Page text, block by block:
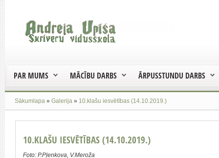
PAR MUMS MĀCĪBU DARBS ĀRPUSSTUNDU DARBS
Sākumlapa » Galerija » 10.klašu iesvētības (14.10.2019.)
10.KLAŠU IESVĒTĪBAS (14.10.2019.)
Foto: P.Pļenkova, V.Meroža